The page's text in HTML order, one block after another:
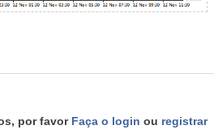
por favor Faça o login ou registrar